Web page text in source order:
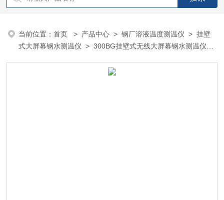
当前位置：首页 > 产品中心 >钢厂溶液温度测温仪 >挂壁
式大屏幕钢水测温仪 > 300BG挂壁式无线大屏幕钢水测温仪